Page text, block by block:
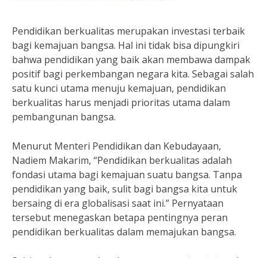
Pendidikan berkualitas merupakan investasi terbaik
bagi kemajuan bangsa. Hal ini tidak bisa dipungkiri
bahwa pendidikan yang baik akan membawa dampak
positif bagi perkembangan negara kita. Sebagai salah
satu kunci utama menuju kemajuan, pendidikan
berkualitas harus menjadi prioritas utama dalam
pembangunan bangsa.
Menurut Menteri Pendidikan dan Kebudayaan,
Nadiem Makarim, “Pendidikan berkualitas adalah
fondasi utama bagi kemajuan suatu bangsa. Tanpa
pendidikan yang baik, sulit bagi bangsa kita untuk
bersaing di era globalisasi saat ini.” Pernyataan
tersebut menegaskan betapa pentingnya peran
pendidikan berkualitas dalam memajukan bangsa.